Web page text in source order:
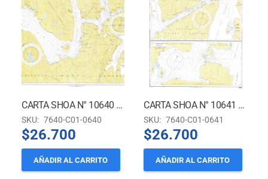
CARTA SHOA N° 10640 – CANAL UNIÓN A CANAL KIRKE
SKU: 7640-C01-0640
$26.700
AÑADIR AL CARRITO
CARTA SHOA N° 10641 – CANAL Y ANGOSTURA KIRKE *
SKU: 7640-C01-0641
$26.700
AÑADIR AL CARRITO